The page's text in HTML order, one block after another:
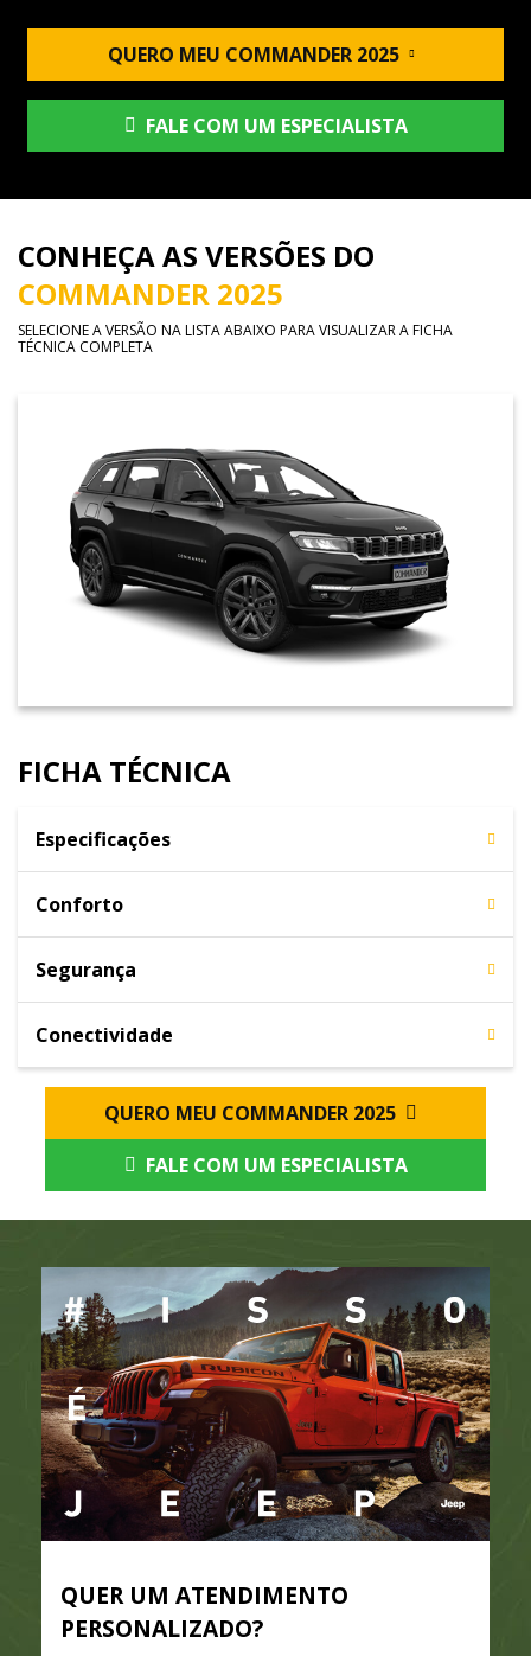
QUERO MEU COMMANDER 2025
FALE COM UM ESPECIALISTA
CONHEÇA AS VERSÕES DO
COMMANDER 2025
SELECIONE A VERSÃO NA LISTA ABAIXO PARA VISUALIZAR A FICHA
TÉCNICA COMPLETA
FICHA TÉCNICA
Especificações
Conforto
Segurança
Conectividade
QUERO MEU COMMANDER 2025
FALE COM UM ESPECIALISTA
QUER UM ATENDIMENTO
PERSONALIZADO?